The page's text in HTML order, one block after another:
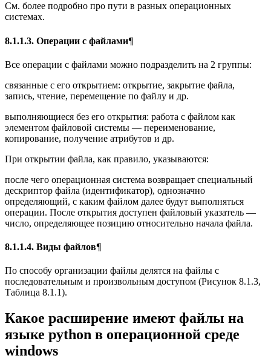
См. более подробно про пути в разных операционных
системах.
8.1.1.3. Операции с файлами¶
Все операции с файлами можно подразделить на 2 группы:
связанные с его открытием: открытие, закрытие файла,
запись, чтение, перемещение по файлу и др.
выполняющиеся без его открытия: работа с файлом как
элементом файловой системы — переименование,
копирование, получение атрибутов и др.
При открытии файла, как правило, указываются:
после чего операционная система возвращает специальный
дескриптор файла (идентификатор), однозначно
определяющий, с каким файлом далее будут выполняться
операции. После открытия доступен файловый указатель —
число, определяющее позицию относительно начала файла.
8.1.1.4. Виды файлов¶
По способу организации файлы делятся на файлы с
последовательным и произвольным доступом (Рисунок 8.1.3,
Таблица 8.1.1).
Какое расширение имеют файлы на
языке python в операционной среде
windows